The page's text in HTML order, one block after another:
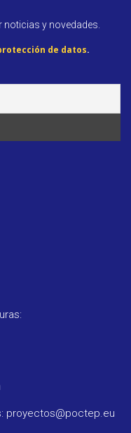
y novedades.
de datos.
proyectos@poctep.eu